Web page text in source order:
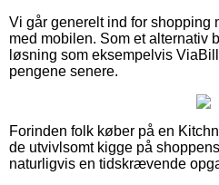
Vi går generelt ind for shopping
med mobilen. Som et alternativ
løsning som eksempelvis
pengene senere.
Forinden folk køber på en
de utvivlsomt kigge på
naturligvis en tidskrævende